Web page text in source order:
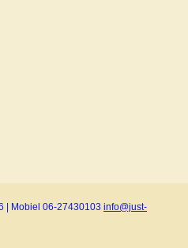
| Mobiel 06-27430103 info@just-